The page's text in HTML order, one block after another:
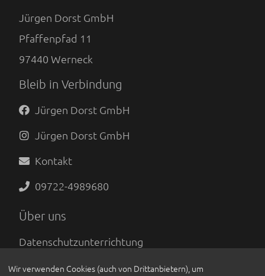
Jürgen Dorst GmbH
Pfaffenpfad 11
97440 Werneck
Bleib in Verbindung
Jürgen Dorst GmbH
Jürgen Dorst GmbH
Kontakt
09722-4989680
Über uns
Datenschutzunterrichtung
Impressum
Wir verwenden Cookies (auch von Drittanbietern), um